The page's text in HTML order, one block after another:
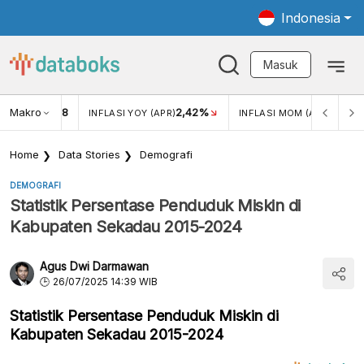
Indonesia
Masuk
Makro
USD/IDR 18 INFLASI YOY (APR)2,42% INFLASI MOM (APR) 0,13%
Home Data Stories Demografi
DEMOGRAFI
Statistik Persentase Penduduk Miskin di
Kabupaten Sekadau 2015-2024
Agus Dwi Darmawan
26/07/2025 14:39 WIB
Statistik Persentase Penduduk Miskin di
Kabupaten Sekadau 2015-2024